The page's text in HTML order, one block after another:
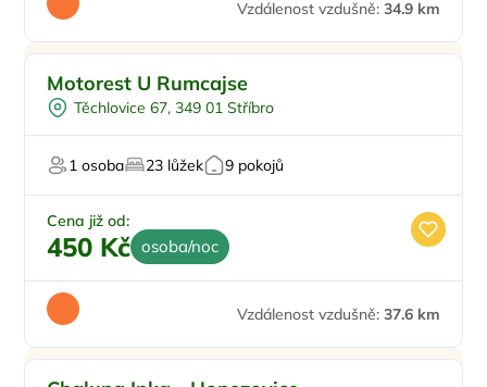
Vzdálenost vzdušně: 34.9 km
Motorest U Rumcajse
Těchlovice 67, 349 01 Stříbro
1 osoba 23 lůžek 9 pokojů
Cena již od:
450 Kč osoba/noc
Vzdálenost vzdušně: 37.6 km